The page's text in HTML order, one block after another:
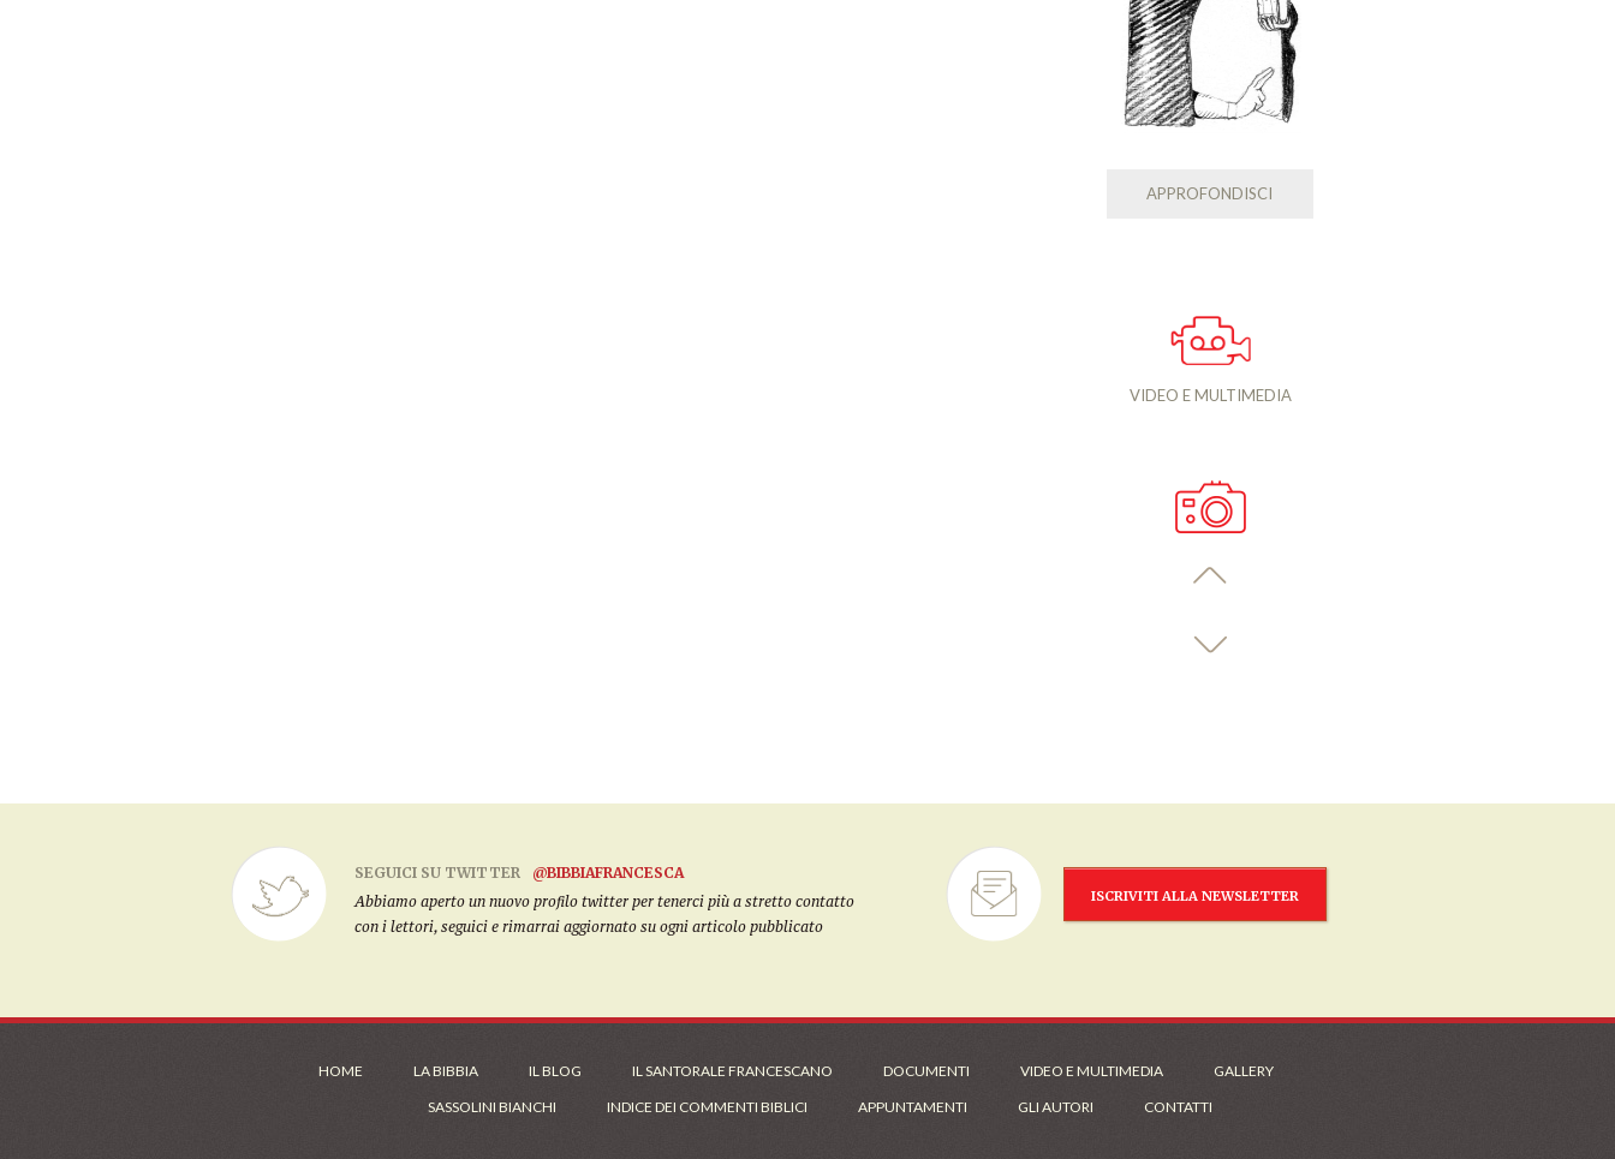
APPROFONDISCI
VIDEO E MULTIMEDIA
SEGUICI SU TWITTER
@BIBBIAFRANCESCA
Abbiamo aperto un nuovo profilo twitter per tenerci più a stretto contatto
con i lettori, seguici e rimarrai aggiornato su ogni articolo pubblicato
ISCRIVITI ALLA NEWSLETTER
HOME LA BIBBIA IL BLOG IL SANTORALE FRANCESCANO DOCUMENTI VIDEO E MULTIMEDIA
GALLERY
SASSOLINI BIANCHI
INDICE DEI COMMENTI BIBLICI APPUNTAMENTI GLI AUTORI CONTATTI